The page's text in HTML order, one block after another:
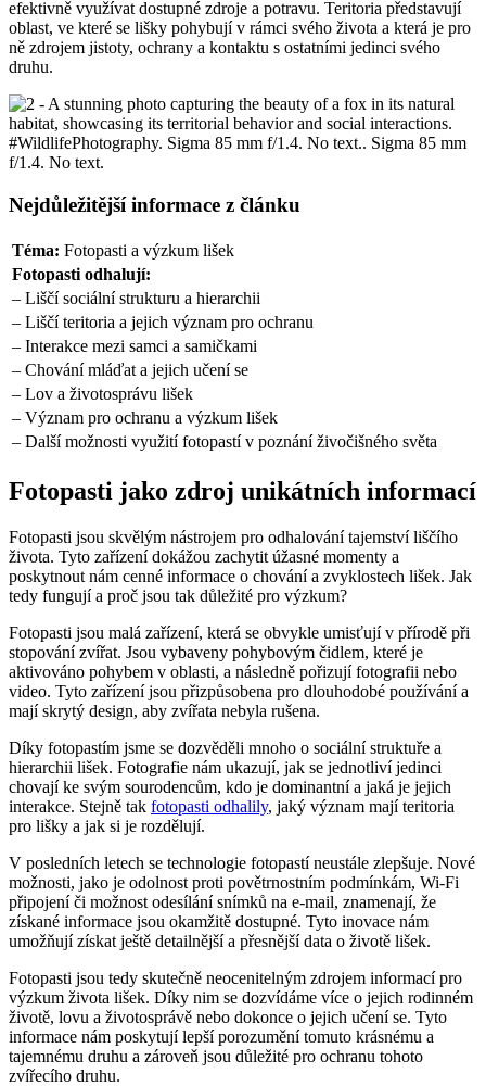
efektivně využívat dostupné zdroje a potravu. Teritoria představují
oblast, ve které se lišky pohybují v rámci svého života a která je pro
ně zdrojem jistoty, ochrany a kontaktu s ostatními jedinci svého
druhu.
Nejdůležitější informace z článku
Téma: Fotopasti a výzkum lišek
Fotopasti odhalují:
– Liščí sociální strukturu a hierarchii
– Liščí teritoria a jejich význam pro ochranu
– Interakce mezi samci a samičkami
– Chování mláďat a jejich učení se
– Lov a životosprávu lišek
– Význam pro ochranu a výzkum lišek
– Další možnosti využití fotopastí v poznání živočišného světa
Fotopasti jako zdroj unikátních informací
Fotopasti jsou skvělým nástrojem pro odhalování tajemství liščího
života. Tyto zařízení dokážou zachytit úžasné momenty a
poskytnout nám cenné informace o chování a zvyklostech lišek. Jak
tedy fungují a proč jsou tak důležité pro výzkum?
Fotopasti jsou malá zařízení, která se obvykle umisťují v přírodě při
stopování zvířat. Jsou vybaveny pohybovým čidlem, které je
aktivováno pohybem v oblasti, a následně pořizují fotografii nebo
video. Tyto zařízení jsou přizpůsobena pro dlouhodobé používání a
mají skrytý design, aby zvířata nebyla rušena.
Díky fotopastím jsme se dozvěděli mnoho o sociální struktuře a
hierarchii lišek. Fotografie nám ukazují, jak se jednotliví jedinci
chovají ke svým sourodencům, kdo je dominantní a jaká je jejich
interakce. Stejně tak fotopasti odhalily, jaký význam mají teritoria
pro lišky a jak si je rozdělují.
V posledních letech se technologie fotopastí neustále zlepšuje. Nové
možnosti, jako je odolnost proti povětrnostním podmínkám, Wi-Fi
připojení či možnost odesílání snímků na e-mail, znamenají, že
získané informace jsou okamžitě dostupné. Tyto inovace nám
umožňují získat ještě detailnější a přesnější data o životě lišek.
Fotopasti jsou tedy skutečně neocenitelným zdrojem informací pro
výzkum života lišek. Díky nim se dozvídáme více o jejich rodinném
životě, lovu a životosprávě nebo dokonce o jejich učení se. Tyto
informace nám poskytují lepší porozumění tomuto krásnému a
tajemnému druhu a zároveň jsou důležité pro ochranu tohoto
zvířecího druhu.